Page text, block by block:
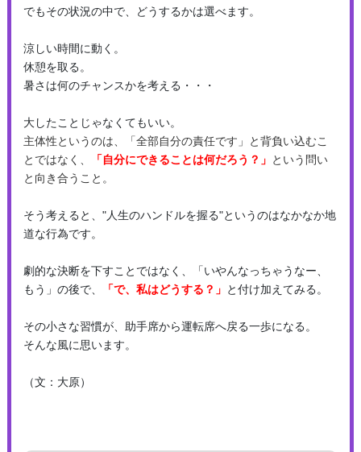
でもその状況の中で、どうするかは選べます。
涼しい時間に動く。
休憩を取る。
暑さは何のチャンスかを考える・・・
大したことじゃなくてもいい。
主体性というのは、「全部自分の責任です」と背負い込むこ
とではなく、
「自分にできることは何だろう？」 という問い
と向き合うこと。
そう考えると、"人生のハンドルを握る"というのはなかなか地
道な行為です。
劇的な決断を下すことではなく、「いやんなっちゃうなー、
もう」の後で、
「で、私はどうする？」 と付け加えてみる。
その小さな習慣が、助手席から運転席へ戻る一歩になる。
そんな風に思います。
（文：大原）